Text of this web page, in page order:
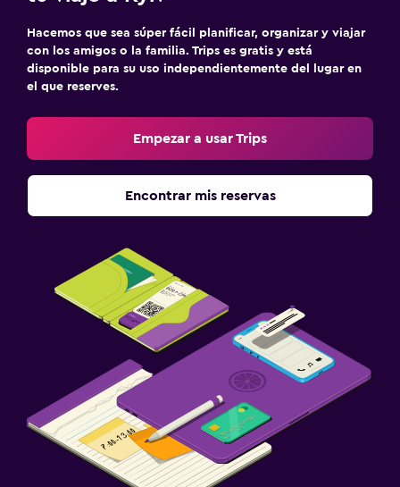
Hacemos que sea súper fácil planificar, organizar y viajar
con los amigos o la familia. Trips es gratis y está
disponible para su uso independientemente del lugar en
el que reserves.
Empezar a usar Trips
Encontrar mis reservas